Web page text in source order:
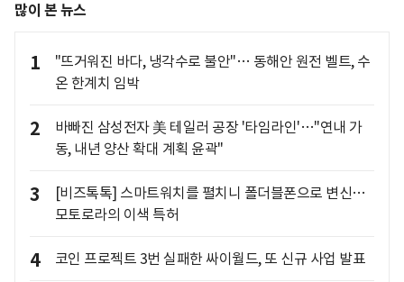
많이 본 뉴스
1
"뜨거워진 바다, 냉각수로 불안"… 동해안 원전 벨트, 수
온 한계치 임박
2
바빠진 삼성전자 美 테일러 공장 '타임라인'…"연내 가
동, 내년 양산 확대 계획 윤곽"
3
[비즈톡톡] 스마트워치를 펼치니 폴더블폰으로 변신…
모토로라의 이색 특허
4 코인 프로젝트 3번 실패한 싸이월드, 또 신규 사업 발표